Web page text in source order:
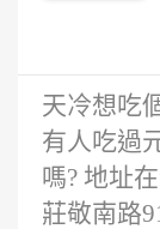
天冷想吃
有人吃過
嗎? 地址
莊敬南路